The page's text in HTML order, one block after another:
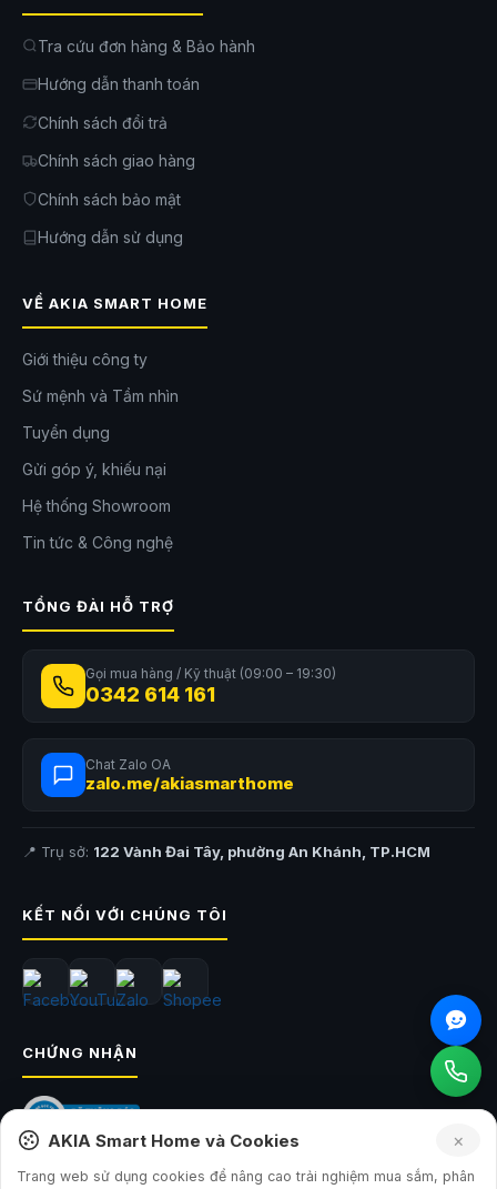
Tra cứu đơn hàng & Bảo hành
Hướng dẫn thanh toán
Chính sách đổi trả
Chính sách giao hàng
Chính sách bảo mật
Hướng dẫn sử dụng
VỀ AKIA SMART HOME
Giới thiệu công ty
Sứ mệnh và Tầm nhìn
Tuyển dụng
Gửi góp ý, khiếu nại
Hệ thống Showroom
Tin tức & Công nghệ
TỔNG ĐÀI HỖ TRỢ
Gọi mua hàng / Kỹ thuật (09:00 – 19:30)
0342 614 161
Chat Zalo OA
zalo.me/akiasmarthome
📍 Trụ sở: 122 Vành Đai Tây, phường An Khánh, TP.HCM
KẾT NỐI VỚI CHÚNG TÔI
CHỨNG NHẬN
AKIA Smart Home và Cookies ×
Trang web sử dụng cookies để nâng cao trải nghiệm mua sắm, phân